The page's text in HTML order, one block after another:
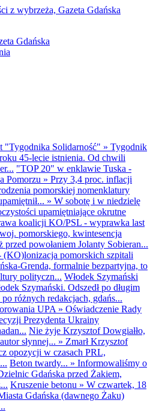
Gdańska
"Tygodnika Solidarność" » Tygodnik
45-lecie istnienia. Od chwili
"TOP 20" w enklawie Tuska -
Pomorzu » Przy 3,4 proc. inflacji
pomorskiej nomenklatury
» W sobotę i w niedzielę
upamiętniające okrutne
koalicji KO/PSL - wyprawka last
pomorskiego, kwintesencja
powołaniem Jolanty Sobieran...
pomorskich szpitali
Grenda, formalnie bezpartyjna, to
polityczn... Włodek Szymański
Szymański. Odszedł po długim
różnych redakcjach, gdańs...
UPA » Oświadczenie Rady
Prezydenta Ukrainy
Nie żyje Krzysztof Dowgiałło,
słynnej... » Zmarł Krzysztof
opozycji w czasach PRL,
Beton twardy... » Informowaliśmy o
Gdańska przed Żakiem,
Kruszenie betonu » W czwartek, 18
Gdańska (dawnego Żaku)